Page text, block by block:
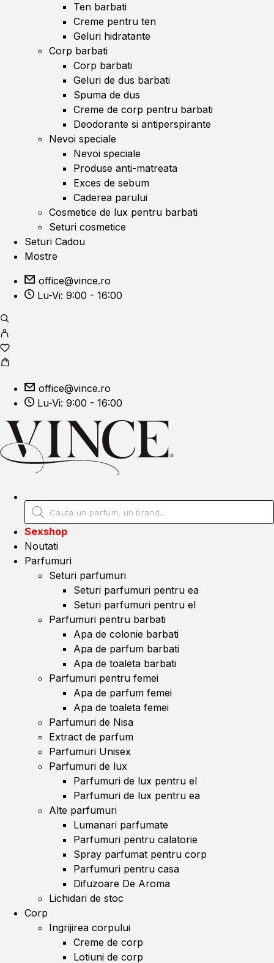
Ten barbati
Creme pentru ten
Geluri hidratante
Corp barbati
Corp barbati
Geluri de dus barbati
Spuma de dus
Creme de corp pentru barbati
Deodorante si antiperspirante
Nevoi speciale
Nevoi speciale
Produse anti-matreata
Exces de sebum
Caderea parului
Cosmetice de lux pentru barbati
Seturi cosmetice
Seturi Cadou
Mostre
office@vince.ro
Lu-Vi: 9:00 - 16:00
office@vince.ro
Lu-Vi: 9:00 - 16:00
Sexshop
Noutati
Parfumuri
Seturi parfumuri
Seturi parfumuri pentru ea
Seturi parfumuri pentru el
Parfumuri pentru barbati
Apa de colonie barbati
Apa de parfum barbati
Apa de toaleta barbati
Parfumuri pentru femei
Apa de parfum femei
Apa de toaleta femei
Parfumuri de Nisa
Extract de parfum
Parfumuri Unisex
Parfumuri de lux
Parfumuri de lux pentru el
Parfumuri de lux pentru ea
Alte parfumuri
Lumanari parfumate
Parfumuri pentru calatorie
Spray parfumat pentru corp
Parfumuri pentru casa
Difuzoare De Aroma
Lichidari de stoc
Corp
Ingrijirea corpului
Creme de corp
Lotiuni de corp